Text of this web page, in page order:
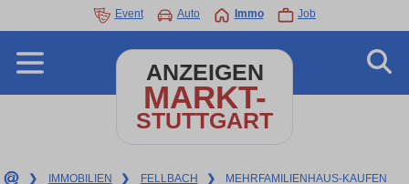
Event Auto Immo Job
ANZEIGEN
MARKT-
STUTTGART
❯ IMMOBILIEN ❯ FELLBACH ❯ MEHRFAMILIENHAUS-KAUFEN